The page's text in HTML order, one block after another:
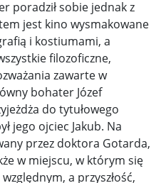
poradził sobie jednak z
jest kino wysmakowane
i kostiumami, a
filozoficzne,
zawarte w
bohater Józef
do tytułowego
jego ojciec Jakub. Na
przez doktora Gotarda,
w miejscu, w którym się
a przyszłość,